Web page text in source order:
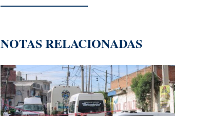
NOTAS RELACIONADAS